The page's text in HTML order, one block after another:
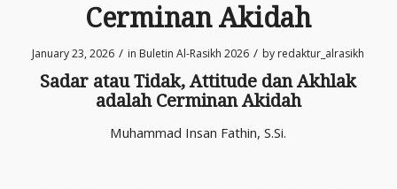
Cerminan Akidah
January 23, 2026 / in Buletin Al-Rasikh 2026 / by redaktur_alrasikh
Sadar atau Tidak, Attitude dan Akhlak
adalah Cerminan Akidah
Muhammad Insan Fathin, S.Si.